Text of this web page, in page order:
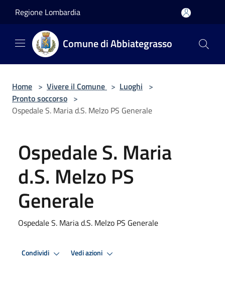
Regione Lombardia
Comune di Abbiategrasso
Home > Vivere il Comune > Luoghi >
Pronto soccorso >
Ospedale S. Maria d.S. Melzo PS Generale
Ospedale S. Maria
d.S. Melzo PS
Generale
Ospedale S. Maria d.S. Melzo PS Generale
Condividi Vedi azioni